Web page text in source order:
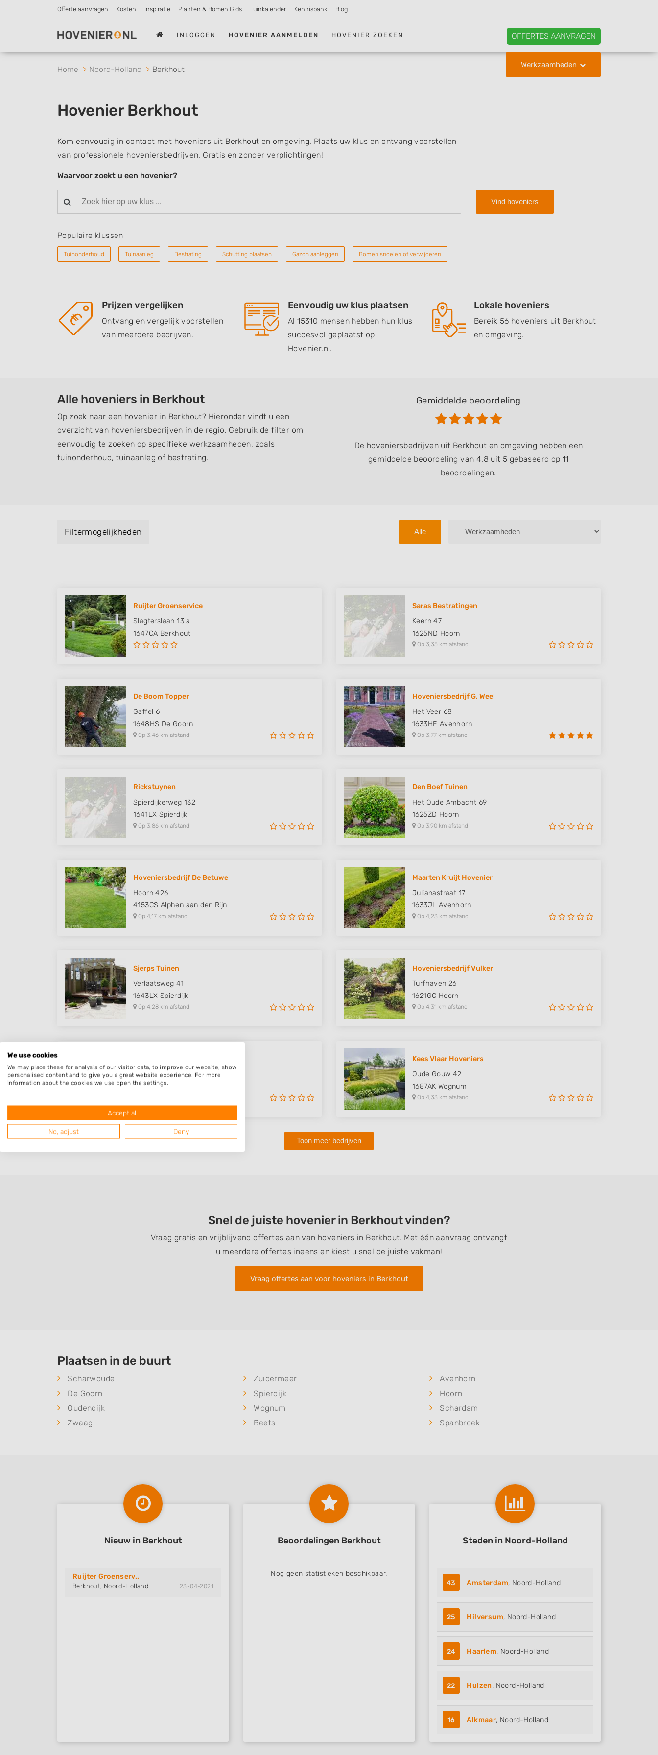
Offerte aanvragen Kosten Inspiratie Planten & Bomen Gids Tuinkalender Kennisbank Blog
INLOGGEN HOVENIER AANMELDEN HOVENIER ZOEKEN OFFERTES AANVRAGEN
Werkzaamheden
Home Noord-Holland Berkhout
Hovenier Berkhout
Kom eenvoudig in contact met hoveniers uit Berkhout en omgeving. Plaats uw klus en ontvang voorstellen
van professionele hoveniersbedrijven. Gratis en zonder verplichtingen!
Waarvoor zoekt u een hovenier?
Vind hoveniers
Populaire klussen
Tuinonderhoud Tuinaanleg Bestrating Schutting plaatsen Gazon aanleggen Bomen snoeien of verwijderen
Prijzen vergelijken
Ontvang en vergelijk voorstellen
van meerdere bedrijven.
Eenvoudig uw klus plaatsen
Al 15310 mensen hebben hun klus
succesvol geplaatst op
Hovenier.nl.
Lokale hoveniers
Bereik 56 hoveniers uit Berkhout
en omgeving.
Alle hoveniers in Berkhout
Op zoek naar een hovenier in Berkhout? Hieronder vindt u een
overzicht van hoveniersbedrijven in de regio. Gebruik de filter om
eenvoudig te zoeken op specifieke werkzaamheden, zoals
tuinonderhoud, tuinaanleg of bestrating.
Gemiddelde beoordeling
De hoveniersbedrijven uit Berkhout en omgeving hebben een
gemiddelde beoordeling van 4.8 uit 5 gebaseerd op 11
beoordelingen.
Filtermogelijkheden Alle
Ruijter Groenservice
Slagterslaan 13 a
1647CA Berkhout
Saras Bestratingen
Keern 47
1625ND Hoorn
Op 3,35 km afstand
De Boom Topper
Gaffel 6
1648HS De Goorn
Op 3,46 km afstand
Hoveniersbedrijf G. Weel
Het Veer 68
1633HE Avenhorn
Op 3,77 km afstand
Rickstuynen
Spierdijkerweg 132
1641LX Spierdijk
Op 3,86 km afstand
Den Boef Tuinen
Het Oude Ambacht 69
1625ZD Hoorn
Op 3,90 km afstand
Hoveniersbedrijf De Betuwe
Hoorn 426
4153CS Alphen aan den Rijn
Op 4,17 km afstand
Maarten Kruijt Hovenier
Julianastraat 17
1633JL Avenhorn
Op 4,23 km afstand
Sjerps Tuinen
Verlaatsweg 41
1643LX Spierdijk
Op 4,28 km afstand
Hoveniersbedrijf Vulker
Turfhaven 26
1621GC Hoorn
Op 4,31 km afstand
Vredehofstraat 11
1624XG Hoorn
Kees Vlaar Hoveniers
Oude Gouw 42
1687AK Wognum
Op 4,33 km afstand
Toon meer bedrijven
Snel de juiste hovenier in Berkhout vinden?
Vraag gratis en vrijblijvend offertes aan van hoveniers in Berkhout. Met één aanvraag ontvangt
u meerdere offertes ineens en kiest u snel de juiste vakman!
Vraag offertes aan voor hoveniers in Berkhout
Plaatsen in de buurt
Scharwoude Zuidermeer
Avenhorn
De Goorn
Spierdijk
Hoorn
Oudendijk
Wognum
Schardam
Zwaag
Beets Spanbroek
Nieuw in Berkhout
Ruijter Groenserv..
Berkhout, Noord-Holland 23-04-2021
Beoordelingen Berkhout
Nog geen statistieken beschikbaar.
Steden in Noord-Holland
43 Amsterdam, Noord-Holland
25 Hilversum, Noord-Holland
24 Haarlem, Noord-Holland
22 Huizen, Noord-Holland
16 Alkmaar, Noord-Holland
We use cookies
We may place these for analysis of our visitor data, to improve our website, show
personalised content and to give you a great website experience. For more
information about the cookies we use open the settings.
Accept all
No, adjust Deny